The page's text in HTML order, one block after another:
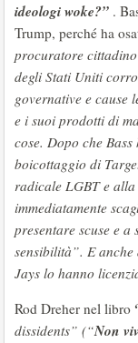
ideologi woke?” .
Trump, perché ha
procuratore
degli Stati Uniti
governative e cause
e i suoi prodotti di
cose. Dopo che
boicottaggio di
radicale LGBT e
immediatamente
presentare scuse e
sensibilità”. E
Jays lo hanno
Rod Dreher nel libro
dissidents” (“Non